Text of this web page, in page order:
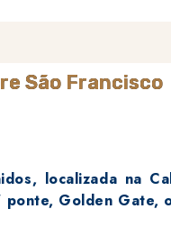
São Francisco
localizada na
Golden Gate,